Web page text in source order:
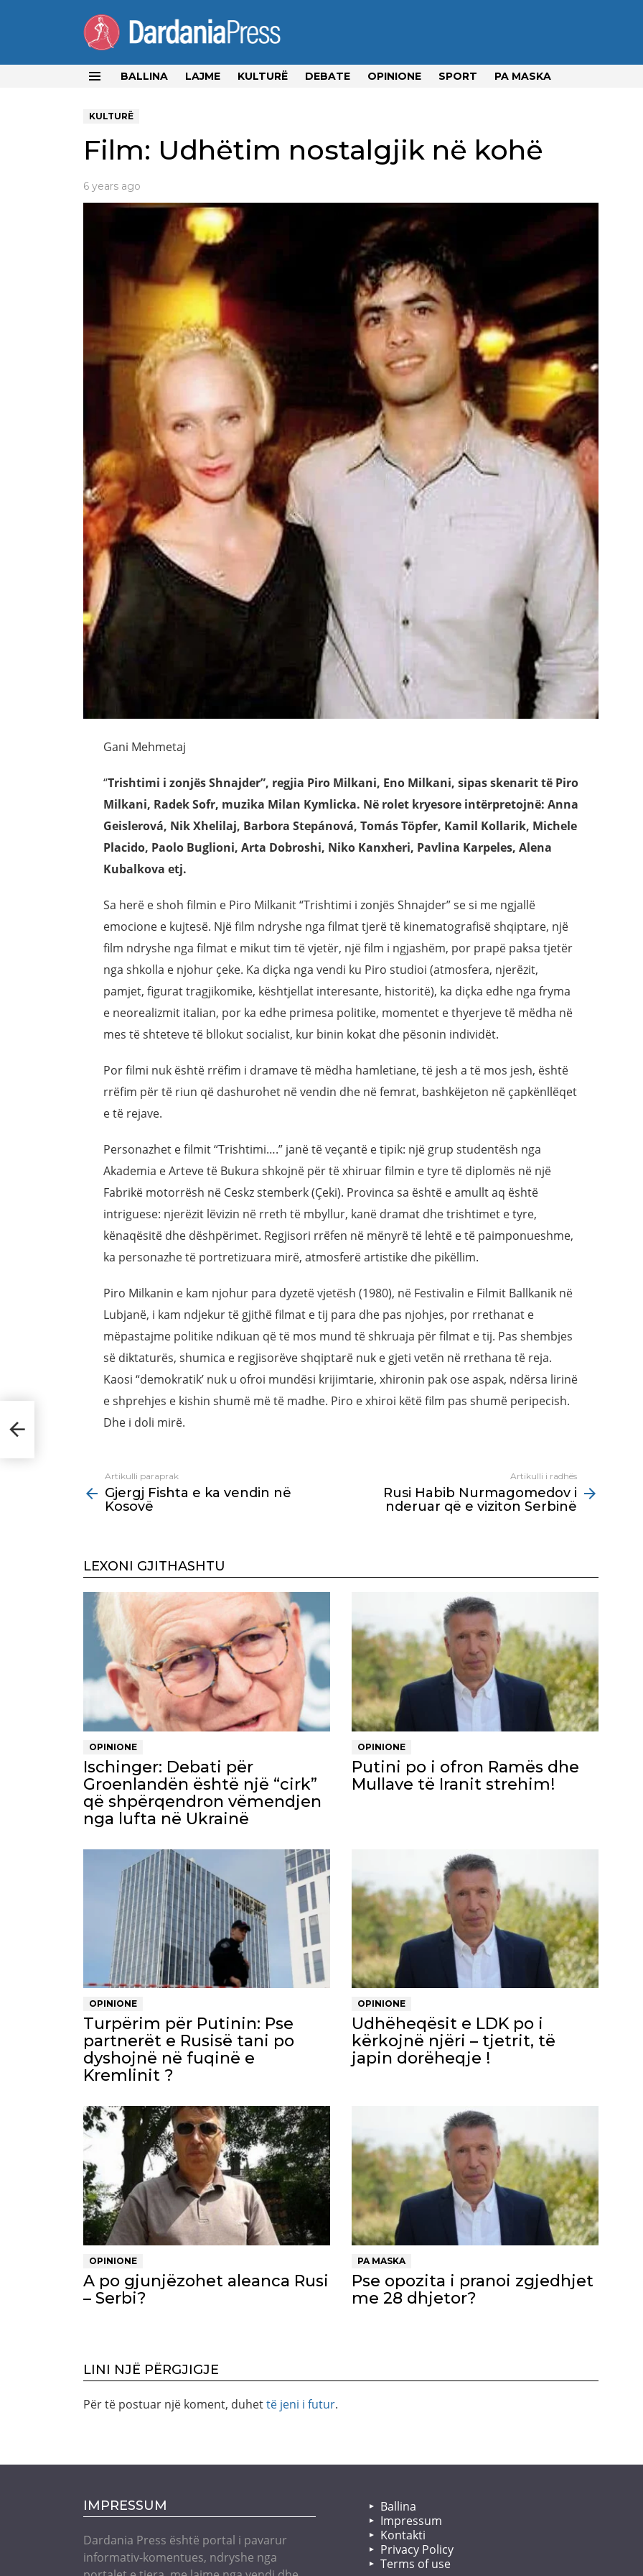
BALLINA LAJME KULTURË DEBATE OPINIONE SPORT PA MASKA
KULTURË
Film: Udhëtim nostalgjik në kohë
6 years ago
Gani Mehmetaj
“Trishtimi i zonjës Shnajder”, regjia Piro Milkani, Eno Milkani, sipas skenarit të Piro
Milkani, Radek Sofr, muzika Milan Kymlicka. Në rolet kryesore intërpretojnë: Anna
Geislerová, Nik Xhelilaj, Barbora Stepánová, Tomás Töpfer, Kamil Kollarik, Michele
Placido, Paolo Buglioni, Arta Dobroshi, Niko Kanxheri, Pavlina Karpeles, Alena
Kubalkova etj.
Sa herë e shoh filmin e Piro Milkanit “Trishtimi i zonjës Shnajder” se si me ngjallë
emocione e kujtesë. Një film ndryshe nga filmat tjerë të kinematografisë shqiptare, një
film ndryshe nga filmat e mikut tim të vjetër, një film i ngjashëm, por prapë paksa tjetër
nga shkolla e njohur çeke. Ka diçka nga vendi ku Piro studioi (atmosfera, njerëzit,
pamjet, figurat tragjikomike, kështjellat interesante, historitë), ka diçka edhe nga fryma
e neorealizmit italian, por ka edhe primesa politike, momentet e thyerjeve të mëdha në
mes të shteteve të bllokut socialist, kur binin kokat dhe pësonin individët.
Por filmi nuk është rrëfim i dramave të mëdha hamletiane, të jesh a të mos jesh, është
rrëfim për të riun që dashurohet në vendin dhe në femrat, bashkëjeton në çapkënllëqet
e të rejave.
Personazhet e filmit “Trishtimi….” janë të veçantë e tipik: një grup studentësh nga
Akademia e Arteve të Bukura shkojnë për të xhiruar filmin e tyre të diplomës në një
Fabrikë motorrësh në Ceskz stemberk (Çeki). Provinca sa është e amullt aq është
intriguese: njerëzit lëvizin në rreth të mbyllur, kanë dramat dhe trishtimet e tyre,
kënaqësitë dhe dëshpërimet. Regjisori rrëfen në mënyrë të lehtë e të paimponueshme,
ka personazhe të portretizuara mirë, atmosferë artistike dhe pikëllim.
Piro Milkanin e kam njohur para dyzetë vjetësh (1980), në Festivalin e Filmit Ballkanik në
Lubjanë, i kam ndjekur të gjithë filmat e tij para dhe pas njohjes, por rrethanat e
mëpastajme politike ndikuan që të mos mund të shkruaja për filmat e tij. Pas shembjes
së diktaturës, shumica e regjisorëve shqiptarë nuk e gjeti vetën në rrethana të reja.
Kaosi “demokratik’ nuk u ofroi mundësi krijimtarie, xhironin pak ose aspak, ndërsa lirinë
e shprehjes e kishin shumë më të madhe. Piro e xhiroi këtë film pas shumë peripecish.
Dhe i doli mirë.
more
Artikulli paraprak
Gjergj Fishta e ka vendin në
Kosovë
Artikulli i radhës
Rusi Habib Nurmagomedov i
nderuar që e viziton Serbinë
LEXONI GJITHASHTU
OPINIONE
Ischinger: Debati për
Groenlandën është një “cirk”
që shpërqendron vëmendjen
nga lufta në Ukrainë
OPINIONE
Putini po i ofron Ramës dhe
Mullave të Iranit strehim!
OPINIONE
Turpërim për Putinin: Pse
partnerët e Rusisë tani po
dyshojnë në fuqinë e
Kremlinit ?
OPINIONE
Udhëheqësit e LDK po i
kërkojnë njëri – tjetrit, të
japin dorëheqje !
OPINIONE
A po gjunjëzohet aleanca Rusi
– Serbi?
PA MASKA
Pse opozita i pranoi zgjedhjet
me 28 dhjetor?
LINI NJË PËRGJIGJE
Për të postuar një koment, duhettë jeni i futur.
IMPRESSUM
Dardania Press është portal i pavarur
informativ-komentues, ndryshe nga
Ballina
Impressum
Kontakti
Privacy Policy
Terms of use